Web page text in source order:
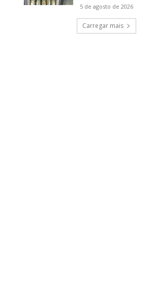
5 de agosto de 2026
Carregar mais